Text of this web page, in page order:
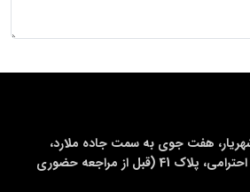
هفت جوی به سمت جاده ملارد،
فردیس، منطقه دو، خیابان احترامی، پلاک 41 (قبل از مراجعه حضوری